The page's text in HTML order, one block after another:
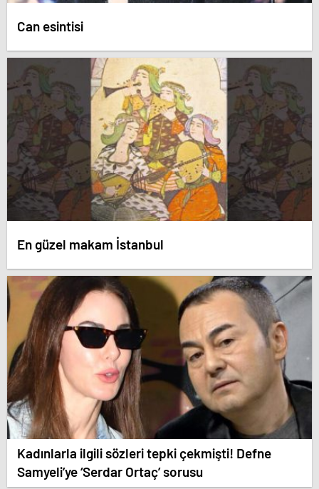
Can esintisi
En güzel makam İstanbul
Kadınlarla ilgili sözleri tepki çekmişti! Defne
Samyeli’ye ‘Serdar Ortaç’ sorusu